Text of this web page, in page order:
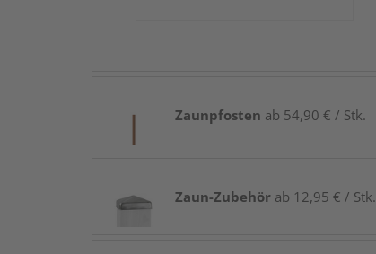
Zaunpfosten ab 54,90 € / Stk.
Zaun-Zubehör ab 12,95 € / Stk.